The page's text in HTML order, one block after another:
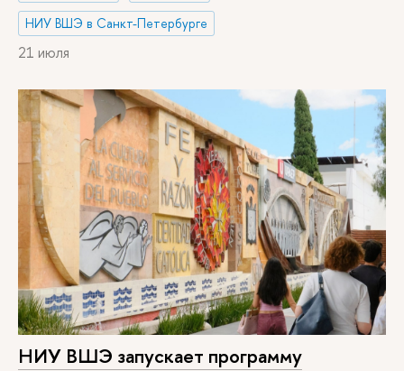
НИУ ВШЭ в Санкт-Петербурге
21 июля
НИУ ВШЭ запускает программу